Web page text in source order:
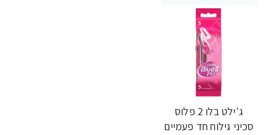
ג'ילט בלו 2 פלוס
סכיני גילוח חד פעמיים